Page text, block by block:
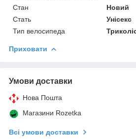
Стан
Новий
Стать
Унісекс
Тип велосипеда
Приховати
Умови доставки
Нова Пошта
Магазини Rozetka
Всі умови доставки